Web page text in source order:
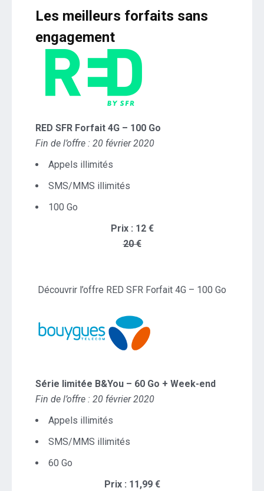
Les meilleurs forfaits sans
engagement
RED SFR Forfait 4G – 100 Go
Fin de l’offre : 20 février 2020
Appels illimités
SMS/MMS illimités
100 Go
Prix : 12 €
20 €
Découvrir l’offre RED SFR Forfait 4G – 100 Go
Série limitée B&You – 60 Go + Week-end
Fin de l’offre : 20 février 2020
Appels illimités
SMS/MMS illimités
60 Go
Prix : 11,99 €